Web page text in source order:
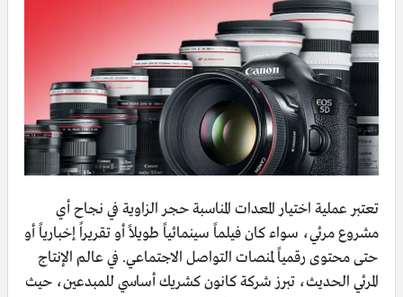
تعتبر عملية اختيار المعدات المناسبة حجر الزاوية في نجاح أي
مشروع مرئي، سواء كان فيلماً سينمائياً طويلاً أو تقريراً إخبارياً أو
حتى محتوى رقمياً لمنصات التواصل الاجتماعي. في عالم الإنتاج
المرئي الحديث، تبرز شركة كانون كشريك أساسي للمبدعين، حيث